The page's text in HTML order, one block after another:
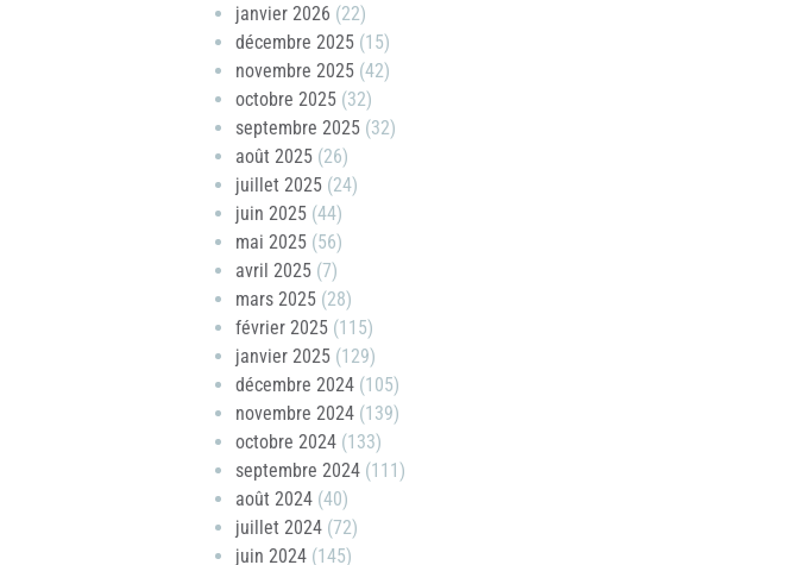
janvier 2026 (22)
décembre 2025(15)
novembre 2025(42)
octobre 2025(32)
septembre 2025(32)
août 2025(26)
juillet 2025(24)
juin 2025(44)
mai 2025(56)
avril 2025(7)
mars 2025(28)
février 2025(115)
janvier 2025(129)
décembre 2024(105)
novembre 2024(139)
octobre 2024(133)
septembre 2024(111)
août 2024(40)
juillet 2024(72)
juin 2024(145)